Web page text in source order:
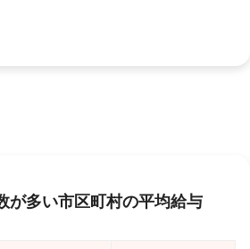
が多い市区町村の平均給与